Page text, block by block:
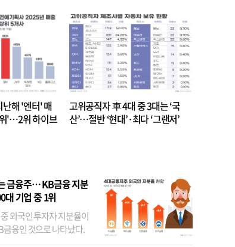
난해 '엔터' 매
'…2위 하이브
고위공직자 車 4대 중 3대는 ‘국
산’…절반 ‘현대’·최다 ‘그랜저’
금융주… KB금융 지분
대 기업 중 1위
외국인 투자자 지분율이
금융인 것으로 나타났다.